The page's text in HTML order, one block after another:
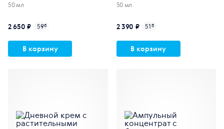
50 мл
2 650 ₽ 59б
В корзину
50 мл
2 390 ₽ 51б
В корзину